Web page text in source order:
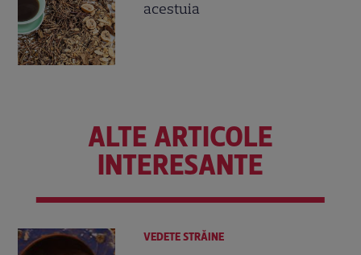
acestuia
ALTE ARTICOLE
INTERESANTE
VEDETE STRĂINE